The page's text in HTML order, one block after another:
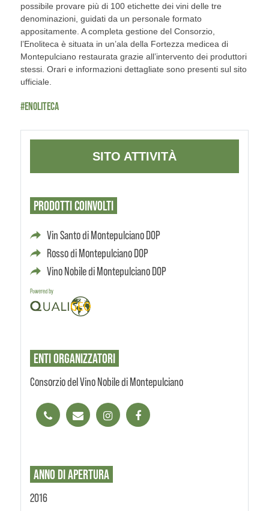
possibile provare più di 100 etichette dei vini delle tre
denominazioni, guidati da un personale formato
appositamente. A completa gestione del Consorzio,
l’Enoliteca è situata in un’ala della Fortezza medicea di
Montepulciano restaurata grazie all’intervento dei produttori
stessi. Orari e informazioni dettagliate sono presenti sul sito
ufficiale.
#ENOLITECA
SITO ATTIVITÀ
PRODOTTICOINVOLTI
Vin Santo di Montepulciano DOP
Rosso di Montepulciano DOP
Vino Nobile di Montepulciano DOP
Powered by
ENTIORGANIZZATORI
Consorzio del Vino Nobile di Montepulciano
ANNO DI APERTURA
2016